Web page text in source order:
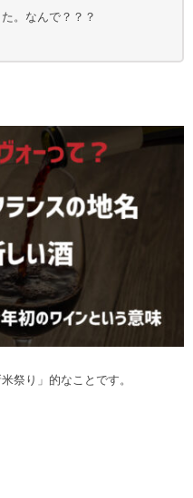
。なんで？？？
祭り」的なことです。